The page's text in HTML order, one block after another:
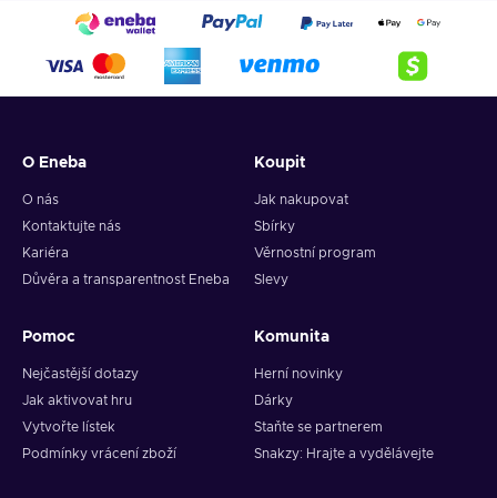
O Eneba
O nás
Kontaktujte nás
Kariéra
Důvěra a transparentnost Eneba
Koupit
Jak nakupovat
Sbírky
Věrnostní program
Slevy
Pomoc
Nejčastější dotazy
Jak aktivovat hru
Vytvořte lístek
Podmínky vrácení zboží
Komunita
Herní novinky
Dárky
Staňte se partnerem
Snakzy: Hrajte a vydělávejte